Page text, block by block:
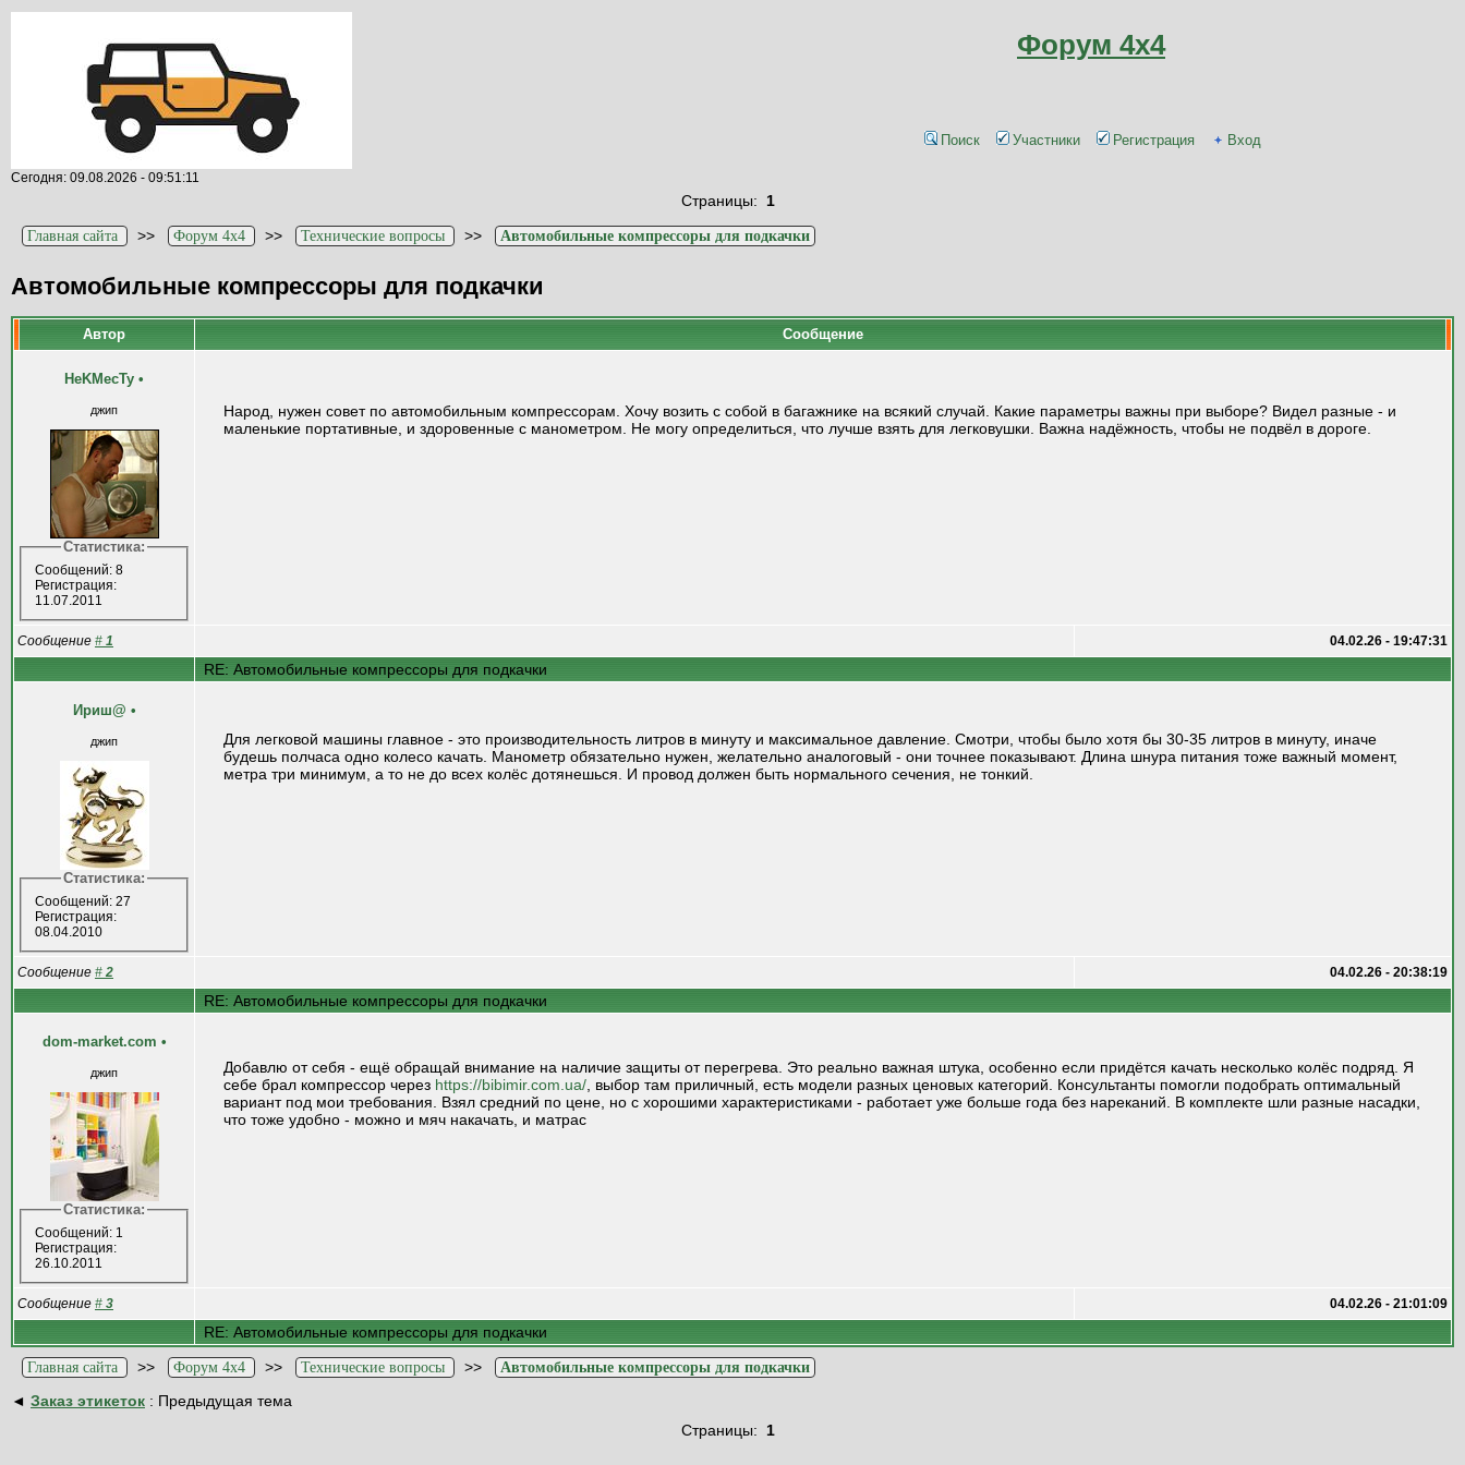
Форум 4x4
Поиск Участники Регистрация Вход
Сегодня: 09.08.2026 - 09:51:11
Страницы: 1
Главная сайта >> Форум 4x4 >> Технические вопросы >> Автомобильные компрессоры для подкачки
Автомобильные компрессоры для подкачки
Автор Сообщение
HeKMecTy •
джип
Статистика:
Сообщений: 8
Регистрация:
11.07.2011
Народ, нужен совет по автомобильным компрессорам. Хочу возить с собой в багажнике на всякий случай. Какие параметры важны при выборе? Видел разные - и
маленькие портативные, и здоровенные с манометром. Не могу определиться, что лучше взять для легковушки. Важна надёжность, чтобы не подвёл в дороге.
Сообщение # 1 04.02.26 - 19:47:31
RE: Автомобильные компрессоры для подкачки
Ириш@ •
джип
Статистика:
Сообщений: 27
Регистрация:
08.04.2010
Для легковой машины главное - это производительность литров в минуту и максимальное давление. Смотри, чтобы было хотя бы 30-35 литров в минуту, иначе
будешь полчаса одно колесо качать. Манометр обязательно нужен, желательно аналоговый - они точнее показывают. Длина шнура питания тоже важный момент,
метра три минимум, а то не до всех колёс дотянешься. И провод должен быть нормального сечения, не тонкий.
Сообщение # 2 04.02.26 - 20:38:19
RE: Автомобильные компрессоры для подкачки
dom-market.com •
джип
Статистика:
Сообщений: 1
Регистрация:
26.10.2011
Добавлю от себя - ещё обращай внимание на наличие защиты от перегрева. Это реально важная штука, особенно если придётся качать несколько колёс подряд. Я
себе брал компрессор через https://bibimir.com.ua/, выбор там приличный, есть модели разных ценовых категорий. Консультанты помогли подобрать оптимальный
вариант под мои требования. Взял средний по цене, но с хорошими характеристиками - работает уже больше года без нареканий. В комплекте шли разные насадки,
что тоже удобно - можно и мяч накачать, и матрас
Сообщение # 3 04.02.26 - 21:01:09
RE: Автомобильные компрессоры для подкачки
Главная сайта >> Форум 4x4 >> Технические вопросы >> Автомобильные компрессоры для подкачки
◄ Заказ этикеток : Предыдущая тема
Страницы: 1